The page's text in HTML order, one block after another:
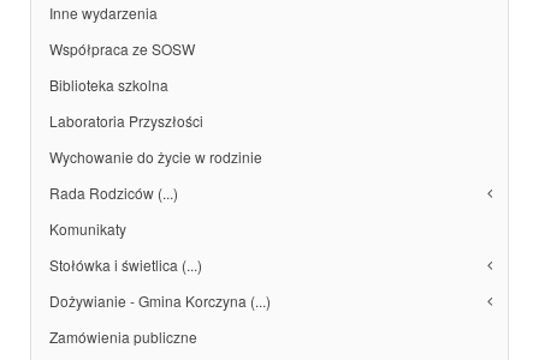
Inne wydarzenia
Współpraca ze SOSW
Biblioteka szkolna
Laboratoria Przyszłości
Wychowanie do życie w rodzinie
Rada Rodziców (...)
Komunikaty
Stołówka i świetlica (...)
Dożywianie - Gmina Korczyna (...)
Zamówienia publiczne